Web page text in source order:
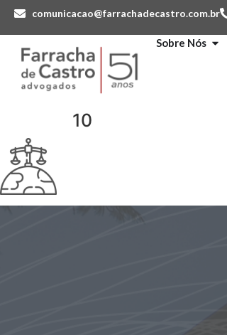
comunicacao@farrachadecastro.com.br
Sobre Nós
10